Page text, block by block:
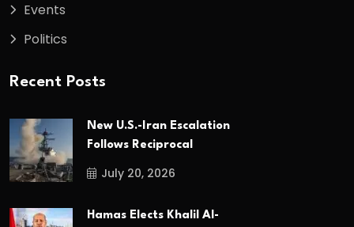
Events
Politics
Recent Posts
New U.S.-Iran Escalation
Follows Reciprocal
July 20, 2026
Hamas Elects Khalil Al-